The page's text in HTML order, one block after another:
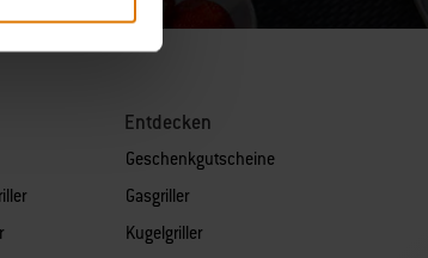
Entdecken
Geschenkgutscheine
Gasgriller
Kugelgriller